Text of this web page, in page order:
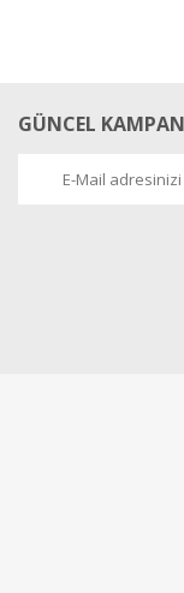
GÜNCEL